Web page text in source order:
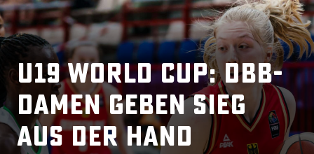
U19 World Cup: DBB-
Damen geben Sieg
aus der Hand